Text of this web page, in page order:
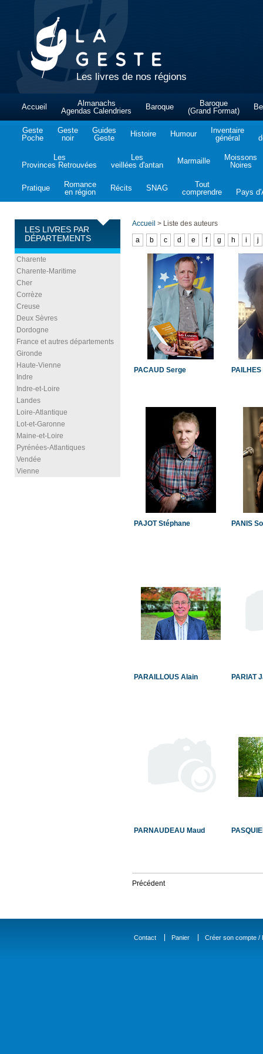
Les livres de nos régions
Accueil
Almanachs
Agendas Calendriers
Baroque
Baroque
(Grand Format)
Geste
Poche
Geste
noir
Guides
Geste
Histoire Humour
Inventaire
général
Les
Provinces Retrouvées
Les
veillées d'antan
Marmaille
Moissons
Noires
Pratique
Romance
en région
Récits SNAG
Tout
comprendre
Pays
LES LIVRES PAR
DÉPARTEMENTS
Charente
Charente-Maritime
Cher
Corrèze
Creuse
Deux Sèvres
Dordogne
France et autres départements
Gironde
Haute-Vienne
Indre
Indre-et-Loire
Landes
Loire-Atlantique
Lot-et-Garonne
Maine-et-Loire
Pyrénées-Atlantiques
Vendée
Vienne
Accueil > Liste des auteurs
a
b c d e f g h i j
PACAUD Serge
PAJOT Stéphane PANIS
PARAILLOUS Alain PARIAT
PARNAUDEAU Maud
Précédent
Contact Panier Créer son compte /